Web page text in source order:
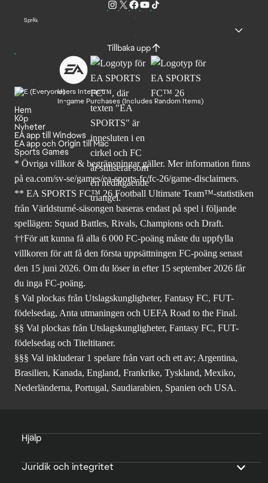
Språk
Tillbaka upp
Users Interact
In-game Purchases (Includes Random Items)
Hem
Köp
Nyheter
EA app till Windows
EA app och Origin till Mac
Sports Games
* Övriga villkor & begränsningar gäller. Merinformation finns
på ea.com/sv-se/games/ea-sports-fc/fc-26/game-disclaimers.
** EA SPORTS FC™ 26 Football Ultimate Team™-statistiken
från Världsturné-säsongen baseras endast på spel i följande
spellägen: Squad Battles, Rivals, Champions och Draft.
††För att kunna få alla 6 000 FC-poäng måste du uppfylla
villkoren för att få den första uppsättningen FC-poäng senast
den 15 juni 2026. Om du löser in efter 15 september 2026 får
du inga FC-poäng.
§ Val plockas från Utslagskungligheter, Fantasy FC, FUT-
födelsedag, Anta utmaningen och UEFA Road to the Final.
§§ Val plockas från Utslagskungligheter, Fantasy FC, FUT-
födelsedag och Titeltitaner.
§§§ Val inkluderar 1 spelare från vart och ett av; Argentina,
Brasilien, Kanada, England, Frankrike, Tyskland, Mexiko,
Nederländerna, Portugal, Saudiarabien, Spanien och USA.
Hjälp
Juridik och integritet